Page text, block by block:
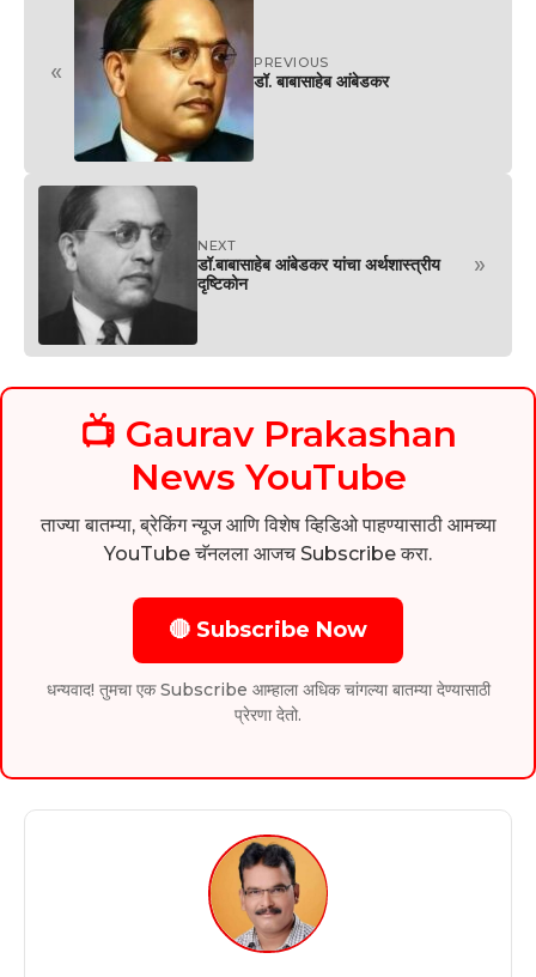
« PREVIOUS
डॉ. बाबासाहेब आंबेडकर
NEXT
डॉ.बाबासाहेब आंबेडकर यांचा अर्थशास्त्रीय
दृष्टिकोन
»
📺 Gaurav Prakashan
News YouTube
ताज्या बातम्या, ब्रेकिंग न्यूज आणि विशेष व्हिडिओ पाहण्यासाठी आमच्या
YouTube चॅनलला आजच Subscribe करा.
🔴 Subscribe Now
धन्यवाद! तुमचा एक Subscribe आम्हाला अधिक चांगल्या बातम्या देण्यासाठी
प्रेरणा देतो.